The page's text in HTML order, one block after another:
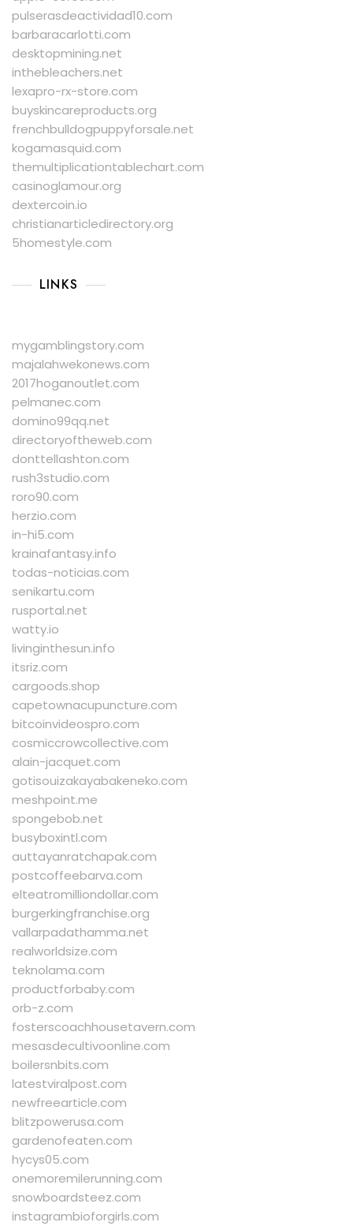
pulserasdeactividad10.com
barbaracarlotti.com
desktopmining.net
inthebleachers.net
lexapro-rx-store.com
buyskincareproducts.org
frenchbulldogpuppyforsale.net
kogamasquid.com
themultiplicationtablechart.com
casinoglamour.org
dextercoin.io
christianarticledirectory.org
5homestyle.com
LINKS
mygamblingstory.com
majalahwekonews.com
2017hoganoutlet.com
pelmanec.com
domino99qq.net
directoryoftheweb.com
donttellashton.com
rush3studio.com
roro90.com
herzio.com
in-hi5.com
krainafantasy.info
todas-noticias.com
senikartu.com
rusportal.net
watty.io
livinginthesun.info
itsriz.com
cargoods.shop
capetownacupuncture.com
bitcoinvideospro.com
cosmiccrowcollective.com
alain-jacquet.com
gotisouizakayabakeneko.com
meshpoint.me
spongebob.net
busyboxintl.com
auttayanratchapak.com
postcoffeebarva.com
elteatromilliondollar.com
burgerkingfranchise.org
vallarpadathamma.net
realworldsize.com
teknolama.com
productforbaby.com
orb-z.com
fosterscoachhousetavern.com
mesasdecultivoonline.com
boilersnbits.com
latestviralpost.com
newfreearticle.com
blitzpowerusa.com
gardenofeaten.com
hycys05.com
onemoremilerunning.com
snowboardsteez.com
instagrambioforgirls.com